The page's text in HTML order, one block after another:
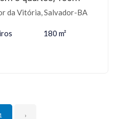
da Vitória, Salvador-BA
180 m²
1 ›